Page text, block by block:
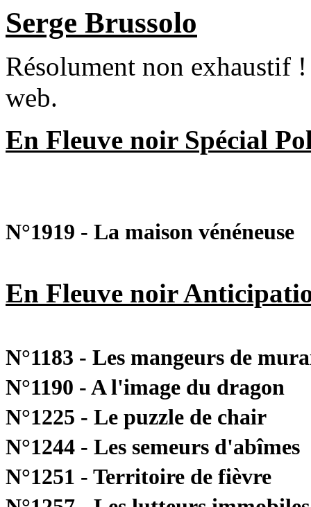
Serge Brussolo
Résolument non exhaustif
web.
En Fleuve noir Spécial
N°1919 - La maison vénéneuse
En Fleuve noir
N°1183 - Les mangeurs de
N°1190 - A l'image du dragon
N°1225 - Le puzzle de chair
N°1244 - Les semeurs d'abîmes
N°1251 - Territoire de fièvre